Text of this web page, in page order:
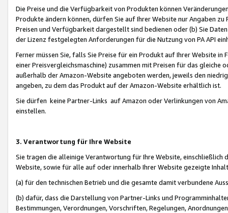
Die Preise und die Verfügbarkeit von Produkten können
Produkte ändern können, dürfen Sie auf Ihrer Website nur Angaben
Preisen und Verfügbarkeit dargestellt sind bedienen oder (b) Sie
der Lizenz festgelegten Anforderungen für die Nutzung von PA API
Ferner müssen Sie, falls Sie Preise für ein Produkt auf Ihrer Website
einer Preisvergleichsmaschine) zusammen mit Preisen für das
außerhalb der Amazon-Website angeboten werden, jeweils den
angeben, zu dem das Produkt auf der Amazon-Website erhältlich ist.
Sie dürfen keine Partner-Links auf Amazon oder Verlinkungen von
einstellen.
3. Verantwortung für Ihre Website
Sie tragen die alleinige Verantwortung für Ihre Website,
Website, sowie für alle auf oder innerhalb Ihrer Website gezeigte
(a) für den technischen Betrieb und die gesamte damit verbundene
(b) dafür, dass die Darstellung von Partner-Links und
Bestimmungen, Verordnungen, Vorschriften, Regelungen,